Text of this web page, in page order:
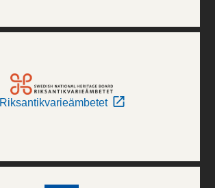
Riksantikvarieämbetet